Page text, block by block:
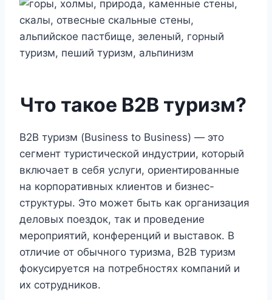
Что такое B2B туризм?
B2B туризм (Business to Business) — это
сегмент туристической индустрии, который
включает в себя услуги, ориентированные
на корпоративных клиентов и бизнес-
структуры. Это может быть как организация
деловых поездок, так и проведение
мероприятий, конференций и выставок. В
отличие от обычного туризма, B2B туризм
фокусируется на потребностях компаний и
их сотрудников.